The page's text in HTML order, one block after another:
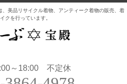
美品リサイクル着物、アンティーク着物の販売、着
クを行っています。
～18:00 不定休